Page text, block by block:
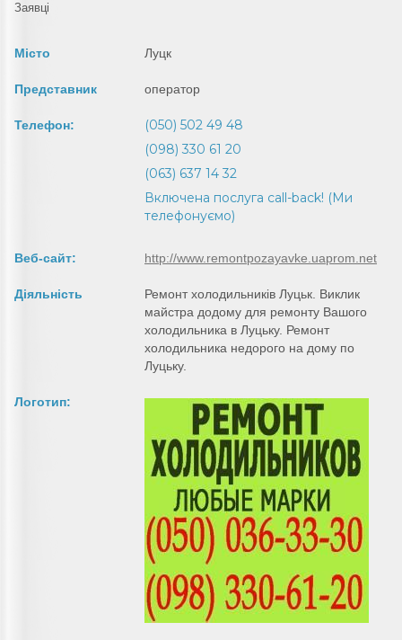
Заявці
Місто Луцк
Представник оператор
Телефон:
(050) 502 49 48
(098) 330 61 20
(063) 637 14 32
Включена послуга call-back! (Ми
телефонуємо)
Веб-сайт: http://www.remontpozayavke.uaprom.net
Діяльність
Ремонт холодильників Луцьк. Виклик
майстра додому для ремонту Вашого
холодильника в Луцьку. Ремонт
холодильника недорого на дому по
Луцьку.
Логотип: